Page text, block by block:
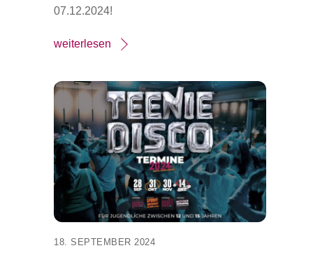
07.12.2024!
weiterlesen
18. SEPTEMBER 2024